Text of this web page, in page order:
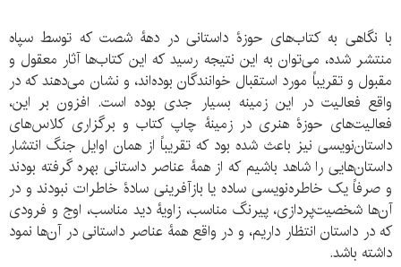
با نگاهی به کتاب‌های حوزۀ داستانی در دهۀ شصت که توسط سپاه
منتشر شده، می‌توان به این نتیجه رسید که این کتاب‌ها آثار معقول و
مقبول و تقریباً مورد استقبال خوانندگان بوده‌اند، و نشان می‌دهند که در
واقع فعالیت در این زمینه بسیار جدی بوده است. افزون بر این‌،
فعالیت‌های حوزۀ هنری در زمینۀ چاپ کتاب و برگزاری کلاس‌های
داستان‌نویسی نیز باعث شده بود که تقریباً از همان اوایل جنگ انتشار
داستان‌هایی را شاهد باشیم که از همۀ عناصر داستانی بهره گرفته بودند
و صرفاً یک خاطره‌نویسی ساده یا بازآفرینی سادۀ خاطرات نبودند و در
آن‌ها شخصیت‌پردازی، پیرنگ مناسب، زاویۀ دید مناسب، اوج و فرودی
که در داستان انتظار داریم، و در واقع همۀ عناصر داستانی در آن‌ها نمود
داشته باشد.